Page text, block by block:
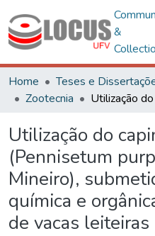
&
Home Teses e
Zootecnia
Utilização do
(Pennisetum
Mineiro),
química e
de vacas leiteiras